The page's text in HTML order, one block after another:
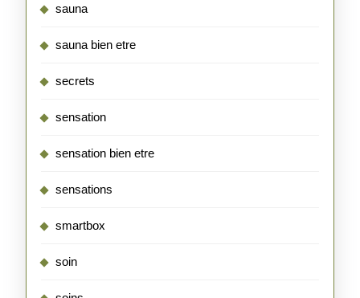
sauna
sauna bien etre
secrets
sensation
sensation bien etre
sensations
smartbox
soin